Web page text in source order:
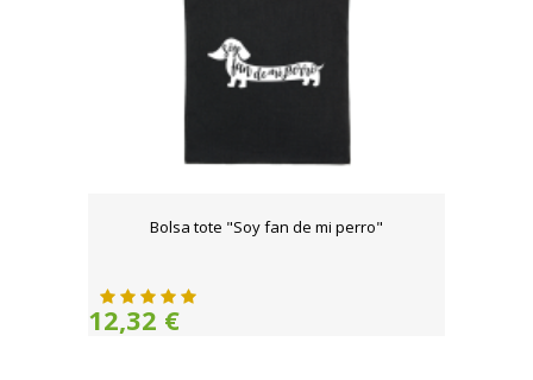
Bolsa tote "Soy fan de mi perro"
12,32 €